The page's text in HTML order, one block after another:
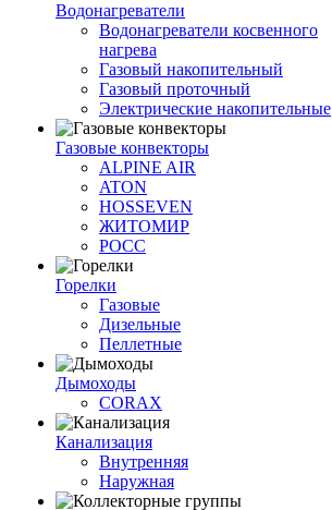
Водонагреватели
Водонагреватели косвенного
нагрева
Газовый накопительный
Газовый проточный
Электрические накопительные
Газовые конвекторы
ALPINE AIR
ATON
HOSSEVEN
ЖИТОМИР
РОСС
Горелки
Газовые
Дизельные
Пеллетные
Дымоходы
CORAX
Канализация
Внутренняя
Наружная